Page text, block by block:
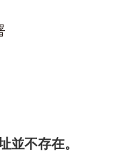
並不存在。